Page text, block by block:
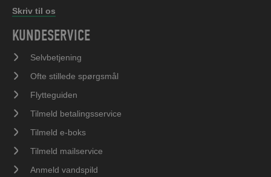
Skriv til os
KUNDESERVICE
Selvbetjening
Ofte stillede spørgsmål
Flytteguiden
Tilmeld betalingsservice
Tilmeld e-boks
Tilmeld mailservice
Anmeld vandspild